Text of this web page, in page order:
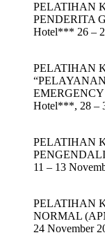
PELATIHAN
PENDERITA
Hotel*** 26 –
PELATIHAN
EMERGENCY
Hotel***, 28 –
PELATIHAN
11 – 13
PELATIHAN
NORMAL
24 November